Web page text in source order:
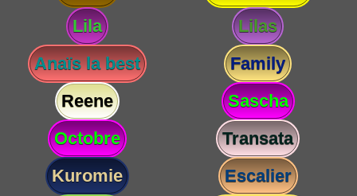
Lila
Lilas
Anaïs la best
Family
Reene
Sascha
Octobre
Transata
Kuromie
Escalier